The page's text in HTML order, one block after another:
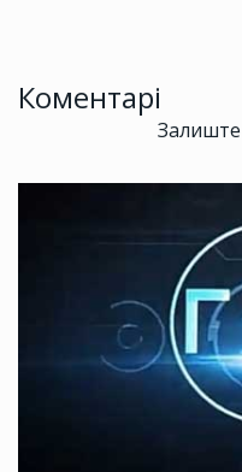
Коментарі
Залиште